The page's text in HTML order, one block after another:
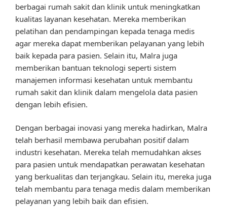
berbagai rumah sakit dan klinik untuk meningkatkan
kualitas layanan kesehatan. Mereka memberikan
pelatihan dan pendampingan kepada tenaga medis
agar mereka dapat memberikan pelayanan yang lebih
baik kepada para pasien. Selain itu, Malra juga
memberikan bantuan teknologi seperti sistem
manajemen informasi kesehatan untuk membantu
rumah sakit dan klinik dalam mengelola data pasien
dengan lebih efisien.
Dengan berbagai inovasi yang mereka hadirkan, Malra
telah berhasil membawa perubahan positif dalam
industri kesehatan. Mereka telah memudahkan akses
para pasien untuk mendapatkan perawatan kesehatan
yang berkualitas dan terjangkau. Selain itu, mereka juga
telah membantu para tenaga medis dalam memberikan
pelayanan yang lebih baik dan efisien.